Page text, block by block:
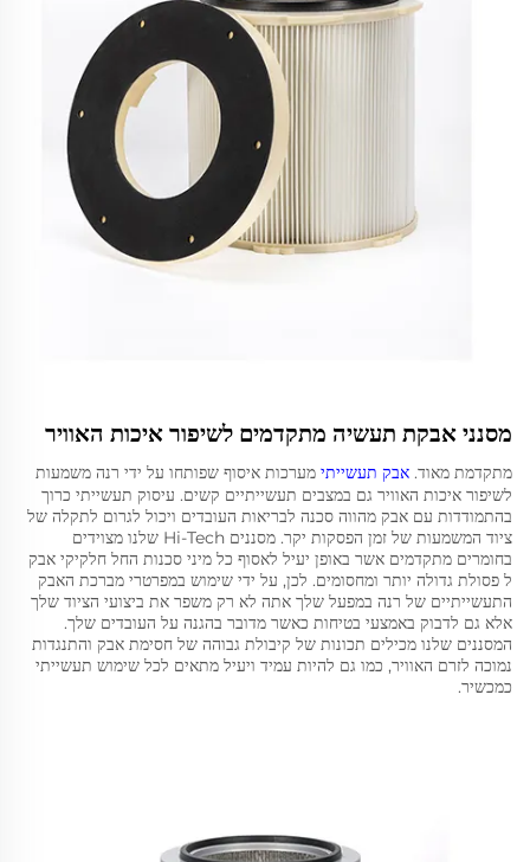
מסנני אבקת תעשיה מתקדמים לשיפור איכות האוויר
מתקדמת מאוד. אבק תעשייתי מערכות איסוף שפותחו על ידי רנה משמעות
לשיפור איכות האוויר גם במצבים תעשייתיים קשים. עיסוק תעשייתי כרוך
בהתמודדות עם אבק מהווה סכנה לבריאות העובדים ויכול לגרום לתקלה של
ציוד המשמעות של זמן הפסקות יקר. מסננים Hi-Tech שלנו מצוידים
בחומרים מתקדמים אשר באופן יעיל לאסוף כל מיני סכנות החל חלקיקי אבק
ל פסולת גדולה יותר ומחסומים. לכן, על ידי שימוש במפרטרי מברכת האבק
התעשייתיים של רנה במפעל שלך אתה לא רק משפר את ביצועי הציוד שלך
אלא גם לדבוק באמצעי בטיחות כאשר מדובר בהגנה על העובדים שלך.
המסננים שלנו מכילים תכונות של קיבולת גבוהה של חסימת אבק והתנגדות
נמוכה לזרם האוויר, כמו גם להיות עמיד ויעיל מתאים לכל שימוש תעשייתי
כמכשיר.